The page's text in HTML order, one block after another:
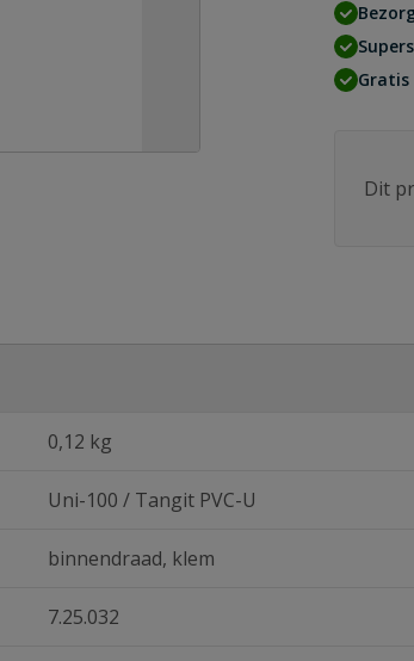
Dit
0,12 kg
Uni-100 / Tangit PVC-U
binnendraad, klem
7.25.032